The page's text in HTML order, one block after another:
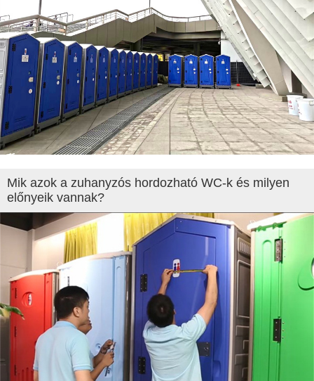
Mik azok a zuhanyzós hordozható WC-k és milyen
előnyeik vannak?